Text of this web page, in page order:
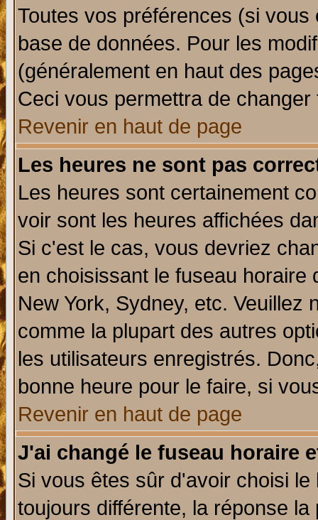
Toutes vos préférences (si
base de données. Pour les
(généralement en haut des
Ceci vous permettra de
Revenir en haut de page
Les heures ne sont pas
Les heures sont certainement
voir sont les heures affichées
Si c'est le cas, vous devriez
en choisissant le fuseau
New York, Sydney, etc. Veuillez
comme la plupart des autres
les utilisateurs enregistrés.
bonne heure pour le faire, si
Revenir en haut de page
J'ai changé le fuseau horaire
Si vous êtes sûr d'avoir choisi
toujours différente, la réponse